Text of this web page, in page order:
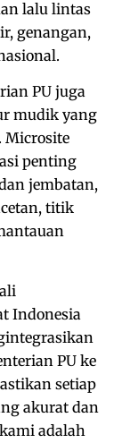
lalu lintas
genangan,
PU juga
mudik yang
Microsite
penting
jembatan,
titik
Indonesia
PU ke
setiap
akurat dan
adalah